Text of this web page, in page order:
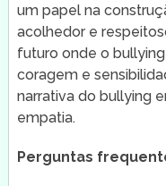
um papel na
acolhedor e
futuro onde o
coragem e
narrativa do bullying
empatia.
Perguntas